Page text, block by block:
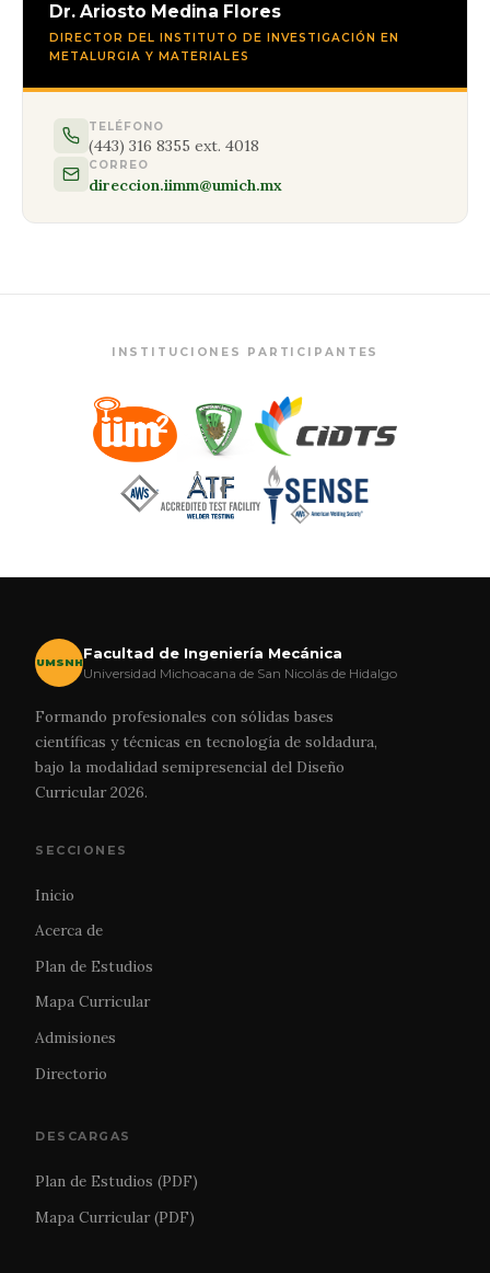
Dr. Ariosto Medina Flores
DIRECTOR DEL INSTITUTO DE INVESTIGACIÓN EN
METALURGIA Y MATERIALES
TELÉFONO
(443) 316 8355 ext. 4018
CORREO
direccion.iimm@umich.mx
INSTITUCIONES PARTICIPANTES
UMSNH
Facultad de Ingeniería Mecánica
Universidad Michoacana de San Nicolás de Hidalgo
Formando profesionales con sólidas bases
científicas y técnicas en tecnología de soldadura,
bajo la modalidad semipresencial del Diseño
Curricular 2026.
SECCIONES
Inicio
Acerca de
Plan de Estudios
Mapa Curricular
Admisiones
Directorio
DESCARGAS
Plan de Estudios (PDF)
Mapa Curricular (PDF)